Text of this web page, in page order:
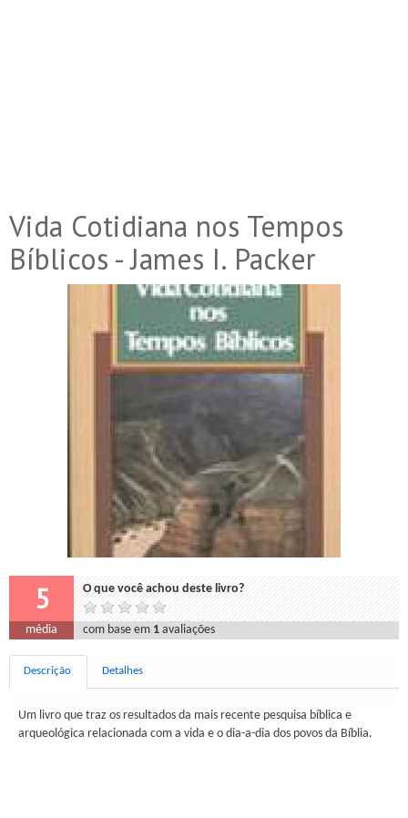
Vida Cotidiana nos Tempos
Bíblicos - James I. Packer
5 O que você achou deste livro?
média com base em 1 avaliações
Descrição Detalhes
Um livro que traz os resultados da mais recente pesquisa bíblica e
arqueológica relacionada com a vida e o dia-a-dia dos povos da Bíblia.